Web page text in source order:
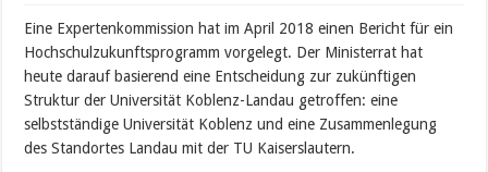
Eine Expertenkommission hat im April 2018 einen Bericht für ein
Hochschulzukunftsprogramm vorgelegt. Der Ministerrat hat
heute darauf basierend eine Entscheidung zur zukünftigen
Struktur der Universität Koblenz-Landau getroffen: eine
selbstständige Universität Koblenz und eine Zusammenlegung
des Standortes Landau mit der TU Kaiserslautern.